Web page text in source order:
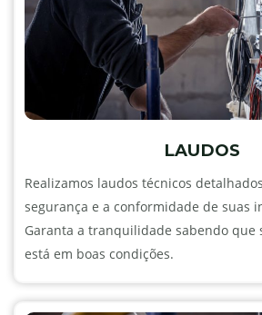
LAUDOS
Realizamos laudos técnicos
segurança e a conformidade de suas
Garanta a tranquilidade sabendo que
está em boas condições.